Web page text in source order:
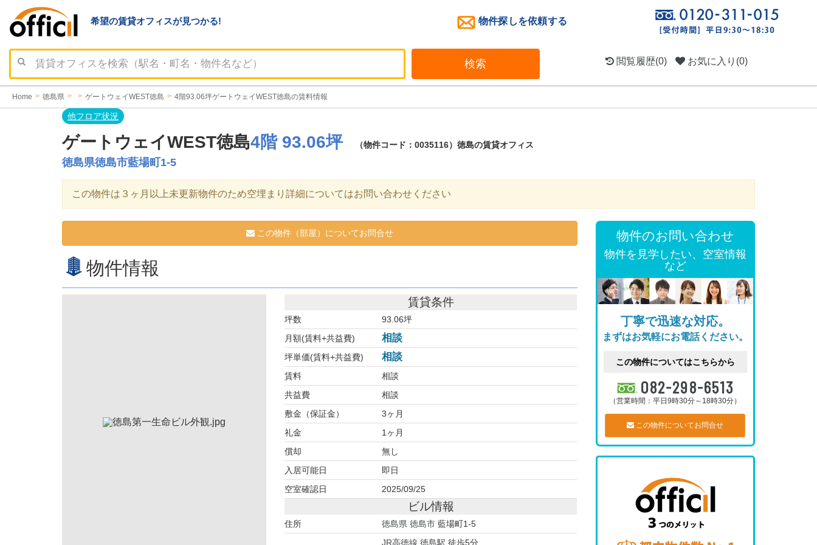
希望の賃貸オフィスが見つかる! 物件探しを依頼する
検索 閲覧履歴(0) お気に入り (0)
Home 徳島県 ゲートウェイWEST徳島 4階93.06坪ゲートウェイWEST徳島の賃料情報
他フロア状況
ゲートウェイWEST徳島4階 93.06坪 （物件コード：0035116）徳島の賃貸オフィス
徳島県徳島市藍場町1-5
この物件は３ヶ月以上未更新物件のため空埋まり詳細についてはお問い合わせください
この物件（部屋）についてお問合せ
物件情報
賃貸条件
坪数
93.06坪
月額(賃料+共益費)
相談
坪単価(賃料+共益費) 相談
賃料
相談
共益費
相談
敷金（保証金）
3ヶ月
礼金
1ヶ月
償却
無し
入居可能日
即日
空室確認日
2025/09/25
ビル情報
住所 徳島県 徳島市藍場町1-5
JR高徳線 徳島駅 徒歩5分
物件のお問い合わせ
物件を見学したい、空室情報
など
丁寧で迅速な対応。
まずはお気軽にお電話ください。
この物件についてはこちらから
082-298-6513
（営業時間：平日9時30分～18時30分）
この物件についてお問合せ